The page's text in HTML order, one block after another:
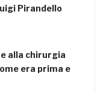
Pirandello
alla chirurgia
era prima e